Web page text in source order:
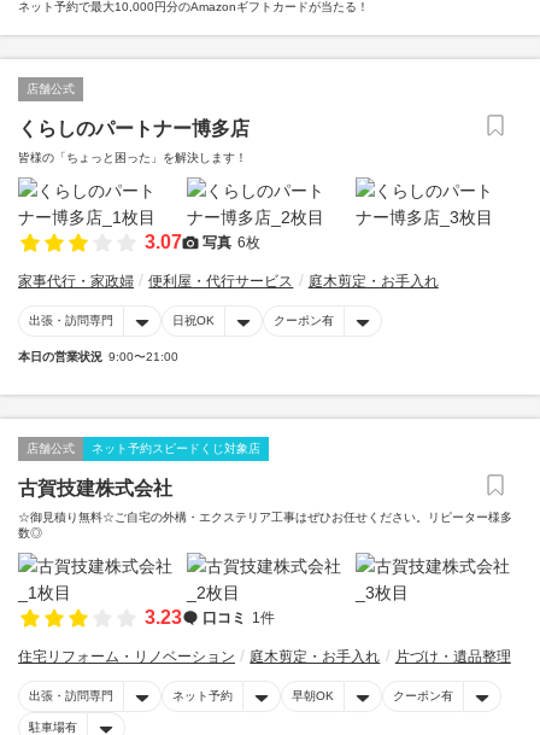
ネット予約で最大10,000円分のAmazonギフトカードが当たる！
店舗公式
くらしのパートナー博多店
皆様の「ちょっと困った」を解決します！
3.07 写真 6枚
家事代行・家政婦 便利屋・代行サービス 庭木剪定・お手入れ
出張・訪問専門 日祝OK クーポン有
本日の営業状況 9:00〜21:00
店舗公式 ネット予約スピードくじ対象店
古賀技建株式会社
☆御見積り無料☆ご自宅の外構・エクステリア工事はぜひお任せください。リピーター様多
数◎
3.23 口コミ 1件
住宅リフォーム・リノベーション 庭木剪定・お手入れ 片づけ・遺品整理
出張・訪問専門 ネット予約 早朝OK クーポン有
駐車場有